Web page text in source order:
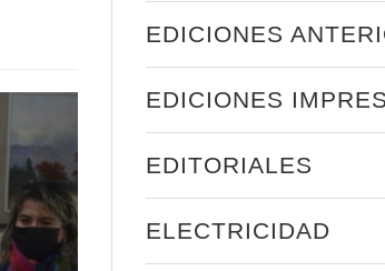
EDICIONES
EDICIONES
EDITORIALES
ELECTRICIDAD